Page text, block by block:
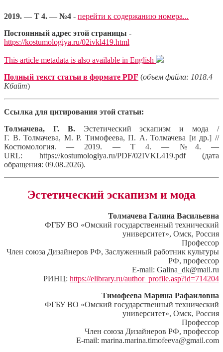
2019. — Т 4. — №4 - перейти к содержанию номера...
Постоянный адрес этой страницы -
https://kostumologiya.ru/02ivkl419.html
This article metadata is also available in English
Полный текст статьи в формате PDF (объем файла: 1018.4
Кбайт)
Ссылка для цитирования этой статьи:
Толмачева, Г. В.Эстетический эскапизм и мода /
Г. В. Толмачева, М. Р. Тимофеева, П. А. Толмачева [и др.] //
Костюмология. — 2019. — Т 4. — №4. —
URL: https://kostumologiya.ru/PDF/02IVKL419.pdf (дата
обращения: 09.08.2026).
Эстетический эскапизм и мода
Толмачева Галина Васильевна
ФГБУ ВО «Омский государственный технический
университет», Омск, Россия
Профессор
Член союза Дизайнеров РФ, Заслуженный работник культуры
РФ, профессор
E-mail: Galina_dk@mail.ru
РИНЦ: https://elibrary.ru/author_profile.asp?id=714204
Тимофеева Марина Рафаиловна
ФГБУ ВО «Омский государственный технический
университет», Омск, Россия
Профессор
Член союза Дизайнеров РФ, профессор
E-mail: marina.marina.timofeeva@gmail.com